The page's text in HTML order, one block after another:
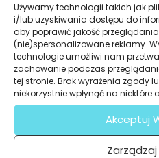
Używamy technologii takich jak
i/lub uzyskiwania dostępu do
aby poprawić jakość
(nie)spersonalizowane reklamy.
technologie umożliwi nam
zachowanie podczas
tej stronie. Brak wyrażenia zgody
niekorzystnie wpłynąć na niektóre
Akceptuj